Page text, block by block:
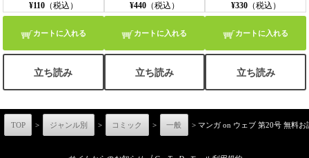
¥110（税込）
カートに入れる
立ち読み
¥440（税込）
カートに入れる
立ち読み
¥330（税込）
カートに入れる
立ち読み
TOP > ジャンル別 > コミック > 一般 > マンガ on ウェブ 第20号 無料お